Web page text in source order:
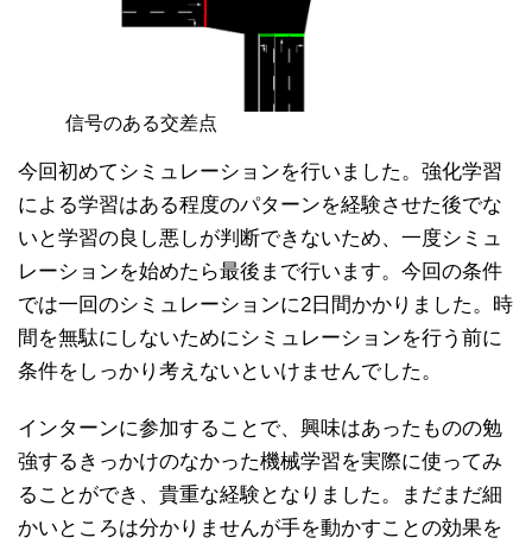
信号のある交差点
今回初めてシミュレーションを行いました。強化学習
による学習はある程度のパターンを経験させた後でな
いと学習の良し悪しが判断できないため、一度シミュ
レーションを始めたら最後まで行います。今回の条件
では一回のシミュレーションに2日間かかりました。時
間を無駄にしないためにシミュレーションを行う前に
条件をしっかり考えないといけませんでした。
インターンに参加することで、興味はあったものの勉
強するきっかけのなかった機械学習を実際に使ってみ
ることができ、貴重な経験となりました。まだまだ細
かいところは分かりませんが手を動かすことの効果を